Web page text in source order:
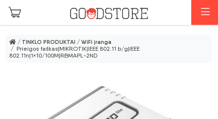
Pereiti prie pagrindinio turinio
/ TINKLO PRODUKTAI / WiFi įranga
/ Prieigos taškas|MIKROTIK|IEEE 802.11 b/g|IEEE
802.11n|1×10/100M|RBMAPL-2ND